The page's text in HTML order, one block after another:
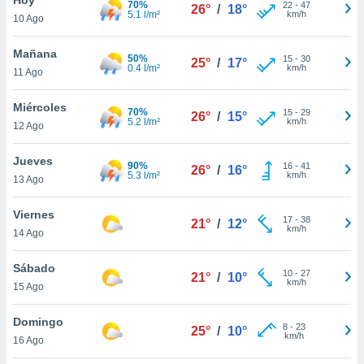
en
más
nuestra
de
cookies
aceptar
10 Ago
70%
5.1 l/m²
26° / 18° 22- 47
km/h
Mañana
11 Ago
50%
0.4 l/m²
25° / 17° 15- 30
km/h
Miércoles
12 Ago
70%
5.2 l/m²
26° / 15° 15- 29
km/h
Jueves
13 Ago
90%
5.3 l/m²
26° / 16° 16- 41
km/h
Viernes
14 Ago
21° / 12° 17- 38
km/h
Sábado
15 Ago
21° / 10° 10- 27
km/h
Domingo
16 Ago
25° / 10° 8- 23
km/h